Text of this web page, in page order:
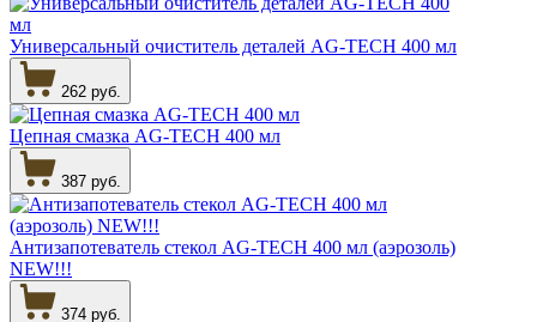
Универсальный очиститель деталей AG-TECH 400 мл
262 руб.
Цепная смазка AG-TECH 400 мл
387 руб.
Антизапотеватель стекол AG-TECH 400 мл (аэрозоль)
NEW!!!
374 руб.